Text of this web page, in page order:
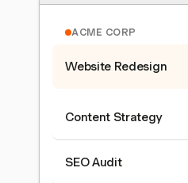
ACME CORP
Website Redesign
Content Strategy
SEO Audit